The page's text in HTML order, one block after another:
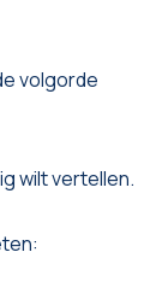
volgorde
wilt vertellen.